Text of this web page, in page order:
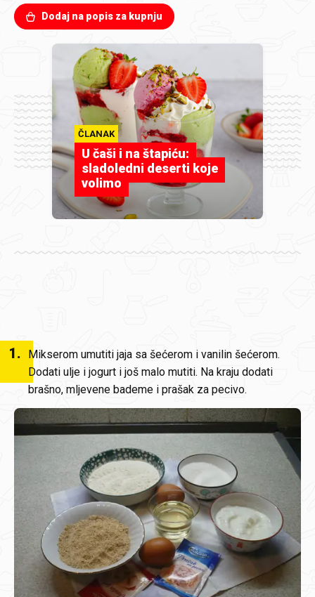
Dodaj na popis za kupnju
ČLANAK
U čaši i na štapiću:
sladoledni deserti koje
volimo
1.
Mikserom umutiti jaja sa šećerom i vanilin šećerom.
Dodati ulje i jogurt i još malo mutiti. Na kraju dodati
brašno, mljevene bademe i prašak za pecivo.